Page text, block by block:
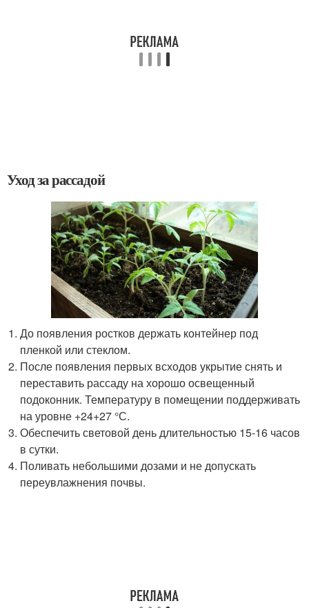
Уход за рассадой
До появления ростков держать контейнер под
пленкой или стеклом.
После появления первых всходов укрытие снять и
переставить рассаду на хорошо освещенный
подоконник. Температуру в помещении поддерживать
на уровне +24+27 °С.
Обеспечить световой день длительностью 15-16 часов
в сутки.
Поливать небольшими дозами и не допускать
переувлажнения почвы.